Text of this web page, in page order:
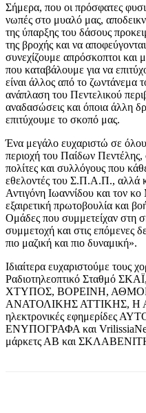
Σήμερα, που οι πρόσφατες
νωπές στο μυαλό μας,
της ύπαρξης του δάσους
της βροχής και να
συνεχίζουμε απρόσκοπτοι και
που καταβάλουμε για να
είναι άλλος από το ζωντάνεμα
ανάπλαση του Πεντελικού
αναδασώσεις και όποια άλλη
επιτύχουμε το σκοπό μας.
Ένα μεγάλο ευχαριστώ σε
περιοχή του Παίδων Πεντέλης,
πολίτες και συλλόγους που
εθελοντές του Σ.Π.Α.Π., αλλά
Αντιγόνη Ιωαννίδου και τον
εξαιρετική πρωτοβουλία και
Ομάδες που συμμετείχαν στη
συμμετοχή και στις επόμενες
πιο μαζική και πιο δυναμική».
Ιδιαίτερα ευχαριστούμε τους
Ραδιοτηλεοπτικό Σταθμό
ΧΤΥΠΟΣ, ΒΟΡΕΙΝΗ,
ΑΝΑΤΟΛΙΚΗΣ ΑΤΤΙΚΗΣ, Η
ηλεκτρονικές εφημερίδες
ΕΝΥΠΟΓΡΑΦΑ και
μάρκετς ΑΒ και